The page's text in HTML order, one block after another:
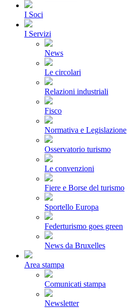
I Soci
I Servizi
News
Le circolari
Relazioni industriali
Fisco
Normativa e Legislazione
Osservatorio turismo
Le convenzioni
Fiere e Borse del turismo
Sportello Europa
Federturismo goes green
News da Bruxelles
Area stampa
Comunicati stampa
Newsletter